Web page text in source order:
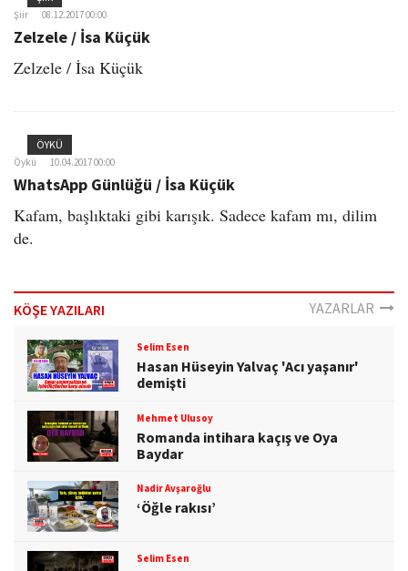
Şiir 08.12.2017 00:00
Zelzele / İsa Küçük
Zelzele / İsa Küçük
ÖYKÜ
Öykü 10.04.2017 00:00
WhatsApp Günlüğü / İsa Küçük
Kafam, başlıktaki gibi karışık. Sadece kafam mı, dilim
de.
KÖŞE YAZILARI YAZARLAR
Selim Esen
Hasan Hüseyin Yalvaç 'Acı yaşanır'
demişti
Mehmet Ulusoy
Romanda intihara kaçış ve Oya
Baydar
Nadir Avşaroğlu
‘Öğle rakısı’
Selim Esen